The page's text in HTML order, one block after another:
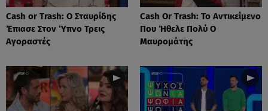
Cash or Trash: Ο Σταυρίδης
Έπιασε Στον Ύπνο Τρεις
Αγοραστές
Cash Or Trash: Το Αντικείμενο
Που Ήθελε Πολύ Ο
Μαυρομάτης